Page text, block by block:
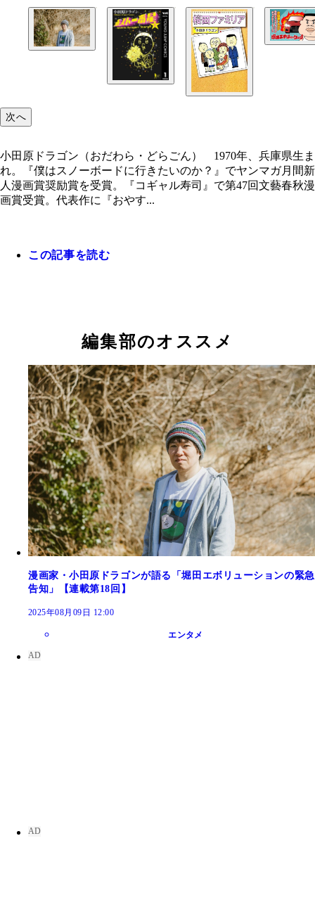
小田原ドラゴン（おだわら・どらごん） 1970年
県生まれ。『僕はスノーボードに行きたいのか？
ンマガ月間新人漫画賞奨励賞を受賞。『コギャル
漫画『今日も嫁が見つからない。』連載中
小田原ドラゴン『堀田エボリューション』（集英
毎月第2／第4土曜日に更新。現在、全話無料配信中
次へ
小田原ドラゴン（おだわら・どらごん） 1970年、兵庫県生ま
れ。『僕はスノーボードに行きたいのか？』でヤンマガ月間新
人漫画賞奨励賞を受賞。『コギャル寿司』で第47回文藝春秋漫
画賞受賞。代表作に『おやす...
この記事を読む
編集部のオススメ
漫画家・小田原ドラゴンが語る「堀田エボリューションの緊急
告知」【連載第18回】
2025年08月09日 12:00
エンタメ